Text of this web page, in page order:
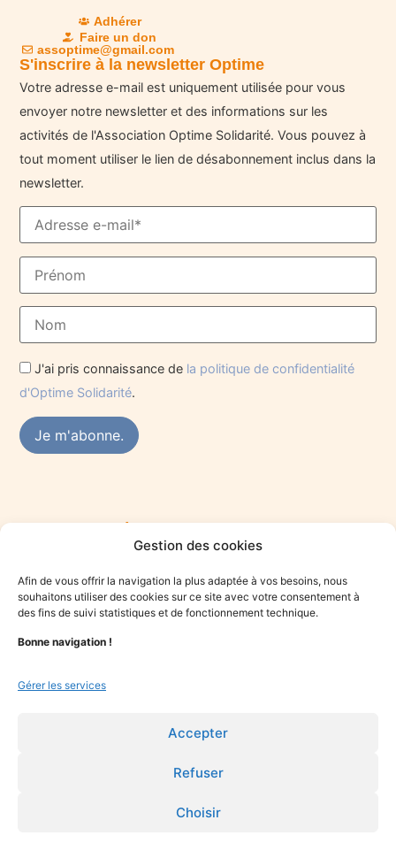
Gestion des cookies
Afin de vous offrir la navigation la plus adaptée à vos besoins, nous
souhaitons utiliser des cookies sur ce site avec votre consentement à
des fins de suivi statistiques et de fonctionnement technique.
Bonne navigation !
Gérer les services
Accepter
Refuser
Choisir
Rejoindre le réseau des praticiens du mieux-
engager dans une démarche solidaire ? Rejoignez le collectif
Optime.
Adhérer
Faire un don
assoptime@gmail.com
S'inscrire à la newsletter Optime
Votre adresse e-mail est uniquement utilisée pour vous
envoyer notre newsletter et des informations sur les
activités de l'Association Optime Solidarité. Vous pouvez à
tout moment utiliser le lien de désabonnement inclus dans la
newsletter.
J'ai pris connaissance de la politique de confidentialité
d'Optime Solidarité.